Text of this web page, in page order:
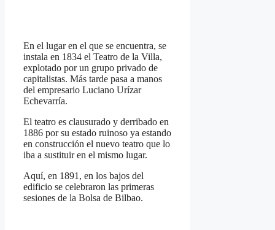
En el lugar en el que se encuentra, se
instala en 1834 el Teatro de la Villa,
explotado por un grupo privado de
capitalistas. Más tarde pasa a manos
del empresario Luciano Urízar
Echevarría.
El teatro es clausurado y derribado en
1886 por su estado ruinoso ya estando
en construcción el nuevo teatro que lo
iba a sustituir en el mismo lugar.
Aquí, en 1891, en los bajos del
edificio se celebraron las primeras
sesiones de la Bolsa de Bilbao.